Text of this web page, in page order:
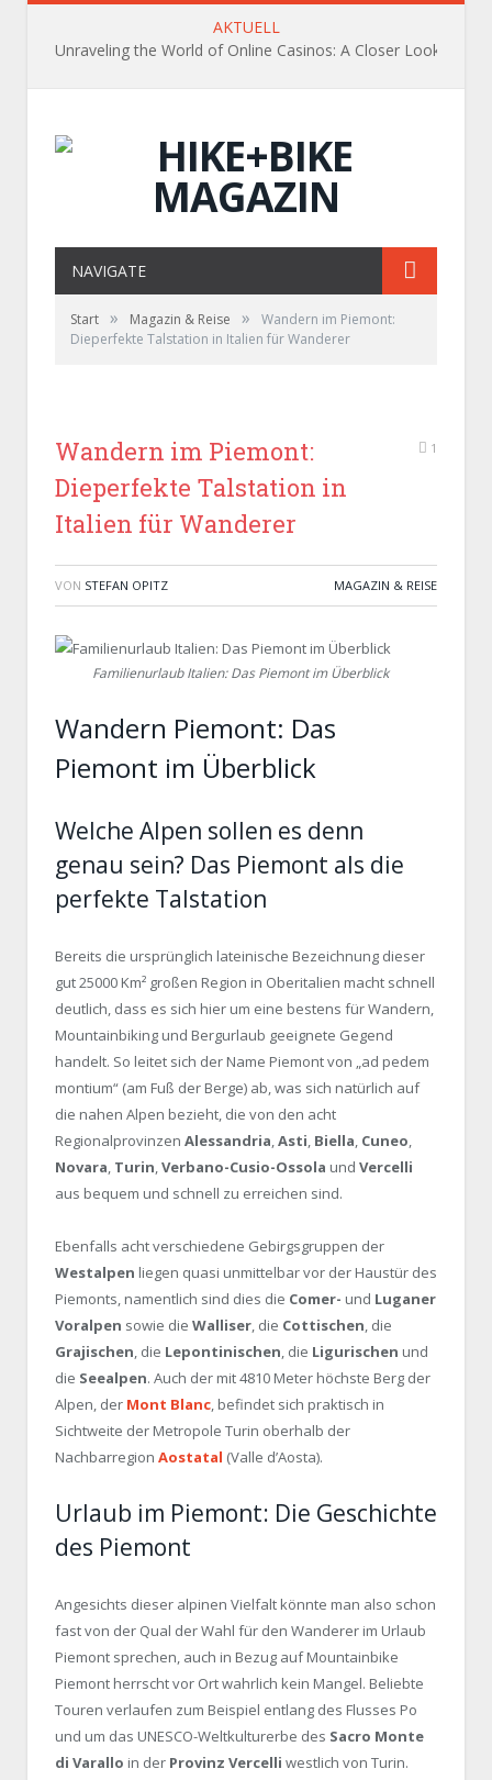
AKTUELL
Unraveling the World of Online Casinos: A Closer Look
NAVIGATE
Start » Magazin & Reise »
Wandern im Piemont:
Dieperfekte Talstation in Italien für Wanderer
Wandern im Piemont:
Dieperfekte Talstation in
Italien für Wanderer
1
VON STEFAN OPITZ MAGAZIN & REISE
Familienurlaub Italien: Das Piemont im Überblick
Wandern Piemont: Das
Piemont im Überblick
Welche Alpen sollen es denn
genau sein? Das Piemont als die
perfekte Talstation
Bereits die ursprünglich lateinische Bezeichnung dieser
gut 25000 Km² großen Region in Oberitalien macht schnell
deutlich, dass es sich hier um eine bestens für Wandern,
Mountainbiking und Bergurlaub geeignete Gegend
handelt. So leitet sich der Name Piemont von „ad pedem
montium“ (am Fuß der Berge) ab, was sich natürlich auf
die nahen Alpen bezieht, die von den acht
Regionalprovinzen Alessandria,Asti, Biella, Cuneo,
Novara, Turin,Verbano-Cusio-Ossola und Vercelli
aus bequem und schnell zu erreichen sind.
Ebenfalls acht verschiedene Gebirgsgruppen der
Westalpen liegen quasi unmittelbar vor der Haustür des
Piemonts, namentlich sind dies die Comer- und Luganer
Voralpen sowie die Walliser, die Cottischen, die
Grajischen, die Lepontinischen, die Ligurischen und
die Seealpen. Auch der mit 4810 Meter höchste Berg der
Alpen, der Mont Blanc, befindet sich praktisch in
Sichtweite der Metropole Turin oberhalb der
Nachbarregion Aostatal (Valle d’Aosta).
Urlaub im Piemont: Die Geschichte
des Piemont
Angesichts dieser alpinen Vielfalt könnte man also schon
fast von der Qual der Wahl für den Wanderer im Urlaub
Piemont sprechen, auch in Bezug auf Mountainbike
Piemont herrscht vor Ort wahrlich kein Mangel. Beliebte
Touren verlaufen zum Beispiel entlang des Flusses Po
und um das UNESCO-Weltkulturerbe des Sacro Monte
di Varallo in der Provinz Vercelli westlich von Turin.